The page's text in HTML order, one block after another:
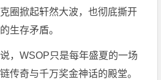
圈掀起轩然大波，也彻底撕开
生存矛盾。
，WSOP只是每年盛夏的一场
传奇与千万奖金神话的殿堂。